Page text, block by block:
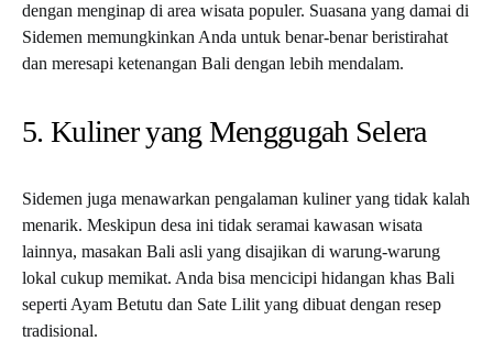
dengan menginap di area wisata populer. Suasana yang damai di
Sidemen memungkinkan Anda untuk benar-benar beristirahat
dan meresapi ketenangan Bali dengan lebih mendalam.
5. Kuliner yang Menggugah Selera
Sidemen juga menawarkan pengalaman kuliner yang tidak kalah
menarik. Meskipun desa ini tidak seramai kawasan wisata
lainnya, masakan Bali asli yang disajikan di warung-warung
lokal cukup memikat. Anda bisa mencicipi hidangan khas Bali
seperti Ayam Betutu dan Sate Lilit yang dibuat dengan resep
tradisional.